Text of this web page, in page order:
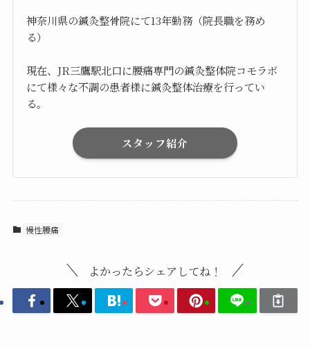
神奈川県の鍼灸整骨院にて13年勤務（院長職を務め
る）
現在、JR三鷹駅北口に腰痛専門の鍼灸整体院コモラボ
にて様々な不調の患者様に鍼灸整体治療を行ってい
る。
スタッフ紹介
慢性腰痛
よかったらシェアしてね！